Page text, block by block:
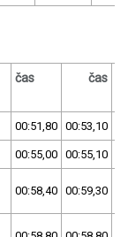
čas čas
00:51,80 00:53,10
00:55,00 00:55,10
00:58,40 00:59,30